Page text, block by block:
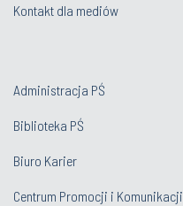
Kontakt dla mediów
Administracja PŚ
Biblioteka PŚ
Biuro Karier
Centrum Promocji i Komunikacji